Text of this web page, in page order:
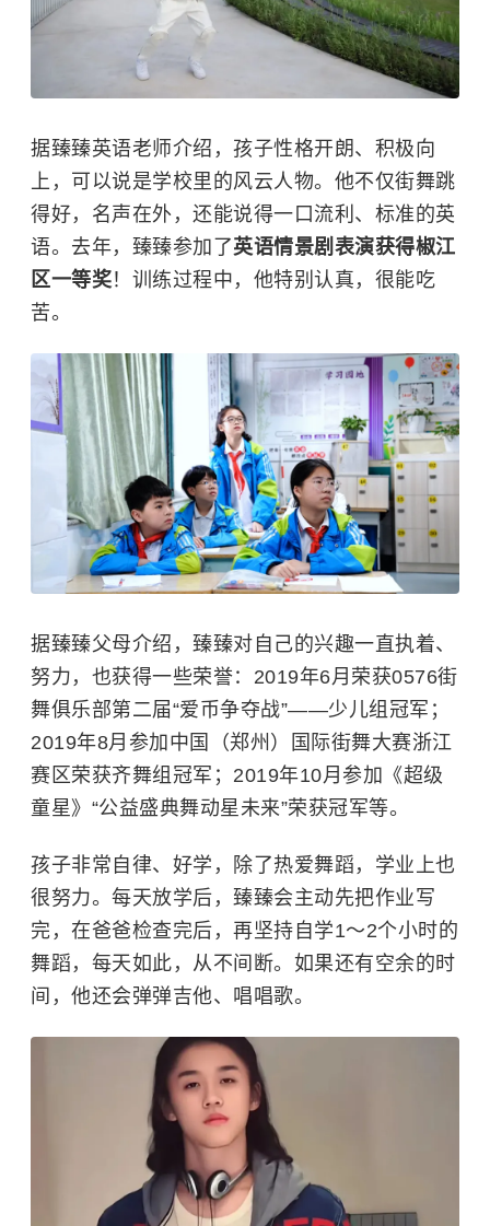
据臻臻英语老师介绍，孩子性格开朗、积极向
上，可以说是学校里的风云人物。他不仅街舞跳
得好，名声在外，还能说得一口流利、标准的英
语。去年，臻臻参加了英语情景剧表演获得椒江
区一等奖！训练过程中，他特别认真，很能吃
苦。
据臻臻父母介绍，臻臻对自己的兴趣一直执着、
努力，也获得一些荣誉：2019年6月荣获0576街
舞俱乐部第二届“爱币争夺战”——少儿组冠军；
2019年8月参加中国（郑州）国际街舞大赛浙江
赛区荣获齐舞组冠军；2019年10月参加《超级
童星》“公益盛典舞动星未来”荣获冠军等。
孩子非常自律、好学，除了热爱舞蹈，学业上也
很努力。每天放学后，臻臻会主动先把作业写
完，在爸爸检查完后，再坚持自学1～2个小时的
舞蹈，每天如此，从不间断。如果还有空余的时
间，他还会弹弹吉他、唱唱歌。